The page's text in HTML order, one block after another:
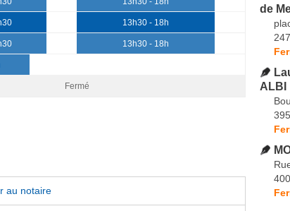
13h30 - 18h
13h30 - 18h
Fermé
au notaire
de
ALBI